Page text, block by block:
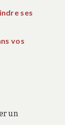
ses
vos
un